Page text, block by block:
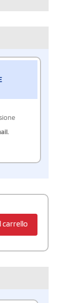
carrello